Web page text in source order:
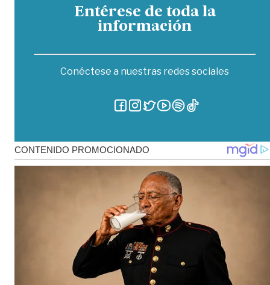
Entérese de toda la
información
Conéctese a nuestras redes sociales